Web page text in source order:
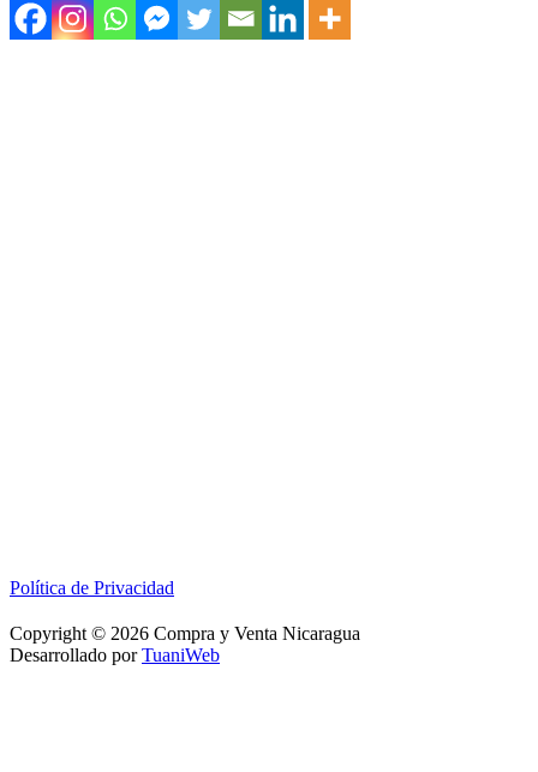
Política de Privacidad
Copyright © 2026 Compra y Venta Nicaragua
Desarrollado porTuaniWeb